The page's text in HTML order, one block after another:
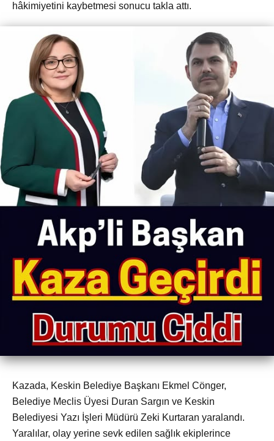
hâkimiyetini kaybetmesi sonucu takla attı.
Kazada, Keskin Belediye Başkanı Ekmel Cönger,
Belediye Meclis Üyesi Duran Sargın ve Keskin
Belediyesi Yazı İşleri Müdürü Zeki Kurtaran yaralandı.
Yaralılar, olay yerine sevk edilen sağlık ekiplerince